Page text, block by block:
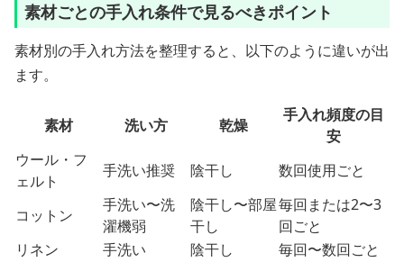
素材ごとの手入れ条件で見るべきポイント
素材別の手入れ方法を整理すると、以下のように違いが出
ます。
素材 洗い方 乾燥
手入れ頻度の目
安
ウール・フ
ェルト
手洗い推奨 陰干し 数回使用ごと
コットン
手洗い〜洗
濯機弱
陰干し〜部屋
干し
毎回または2〜3
回ごと
リネン
手洗い 陰干し
毎回〜数回ごと